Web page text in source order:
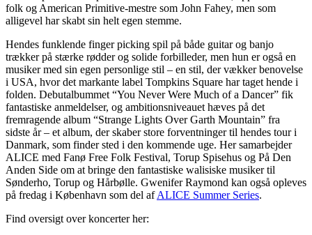
folk og American Primitive-mestre som John Fahey, men som
alligevel har skabt sin helt egen stemme.
Hendes funklende finger picking spil på både guitar og banjo
trækker på stærke rødder og solide forbilleder, men hun er også en
musiker med sin egen personlige stil – en stil, der vækker benovelse
i USA, hvor det markante label Tompkins Square har taget hende i
folden. Debutalbummet “You Never Were Much of a Dancer” fik
fantastiske anmeldelser, og ambitionsniveauet hæves på det
fremragende album “Strange Lights Over Garth Mountain” fra
sidste år – et album, der skaber store forventninger til hendes tour i
Danmark, som finder sted i den kommende uge. Her samarbejder
ALICE med Fanø Free Folk Festival, Torup Spisehus og På Den
Anden Side om at bringe den fantastiske walisiske musiker til
Sønderho, Torup og Hårbølle. Gwenifer Raymond kan også opleves
på fredag i København som del afALICE Summer Series.
Find oversigt over koncerter her: